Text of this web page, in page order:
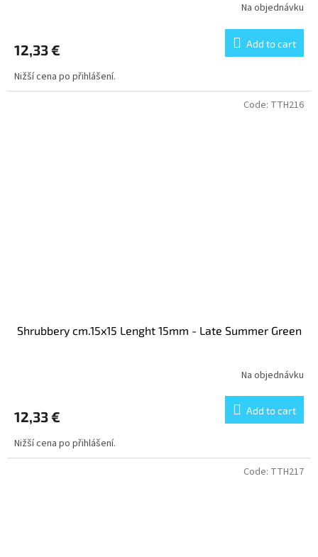
Na objednávku
12,33 € Add to cart
Nižší cena po přihlášení.
Shrubbery cm.15x15 Lenght 15mm - Late Summer Green
Na objednávku
12,33 € Add to cart
Nižší cena po přihlášení.
Code: TTH216
Code: TTH217